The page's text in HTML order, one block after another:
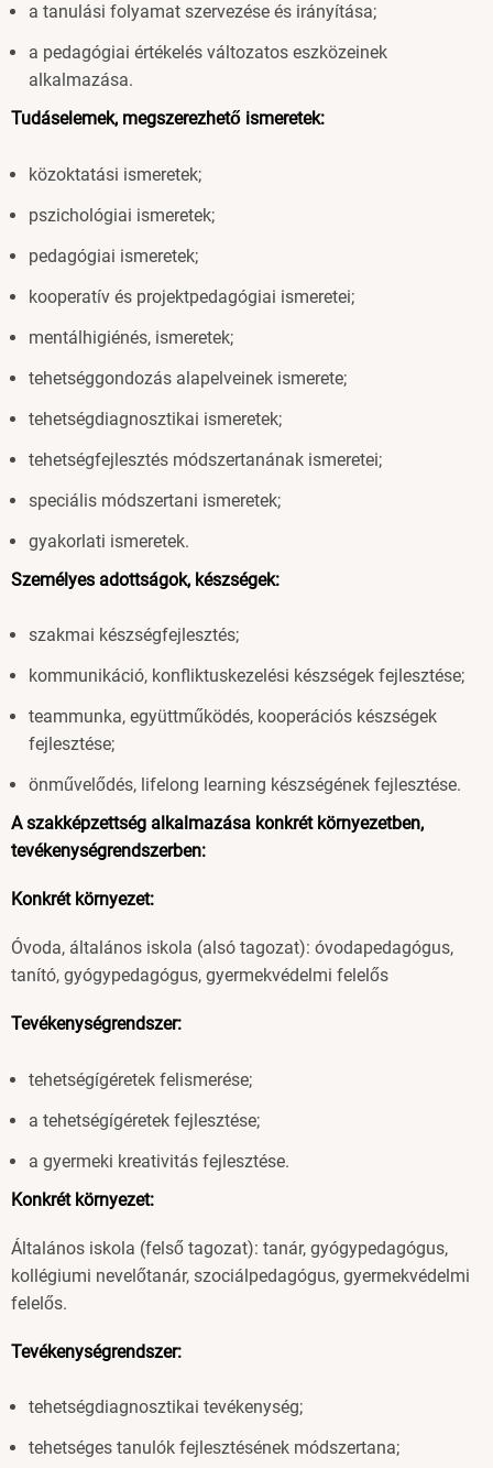
a tanulási folyamat szervezése és irányítása;
a pedagógiai értékelés változatos eszközeinek
alkalmazása.
Tudáselemek, megszerezhető ismeretek:
közoktatási ismeretek;
pszichológiai ismeretek;
pedagógiai ismeretek;
kooperatív és projektpedagógiai ismeretei;
mentálhigiénés, ismeretek;
tehetséggondozás alapelveinek ismerete;
tehetségdiagnosztikai ismeretek;
tehetségfejlesztés módszertanának ismeretei;
speciális módszertani ismeretek;
gyakorlati ismeretek.
Személyes adottságok, készségek:
szakmai készségfejlesztés;
kommunikáció, konfliktuskezelési készségek fejlesztése;
teammunka, együttműködés, kooperációs készségek
fejlesztése;
önművelődés, lifelong learning készségének fejlesztése.
A szakképzettség alkalmazása konkrét környezetben,
tevékenységrendszerben:
Konkrét környezet:
Óvoda, általános iskola (alsó tagozat): óvodapedagógus,
tanító, gyógypedagógus, gyermekvédelmi felelős
Tevékenységrendszer:
tehetségígéretek felismerése;
a tehetségígéretek fejlesztése;
a gyermeki kreativitás fejlesztése.
Konkrét környezet:
Általános iskola (felső tagozat): tanár, gyógypedagógus,
kollégiumi nevelőtanár, szociálpedagógus, gyermekvédelmi
felelős.
Tevékenységrendszer:
tehetségdiagnosztikai tevékenység;
tehetséges tanulók fejlesztésének módszertana;